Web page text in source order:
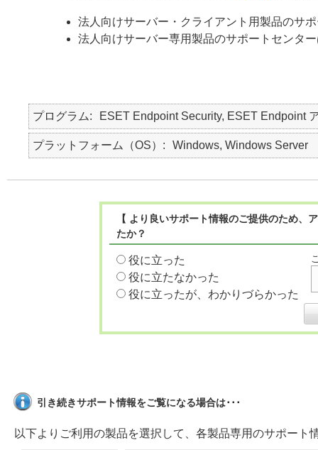
法人向けサーバー・クライアント用製品のサ
法人向けサーバー専用製品のサポートセンタ
プログラム ESET Endpoint Security, ESET Endpoint
プラットフォーム（OS） Windows, Windows Server
【 より良いサポート情報のご提供のため
たか？
役に立った
役に立たなかった
役に立ったが、わかりづらかった
引き続きサポート情報をご覧になる場合は･･･
以下よりご利用の製品を選択して、各製品専用のサポート